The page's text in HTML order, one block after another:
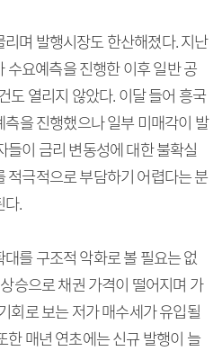
며 발행시장도 한산해졌다. 지난
수요예측을 진행한 이후 일반 공
도 열리지 않았다. 이달 들어 흥국
을 진행했으나 일부 미매각이 발
들이 금리 변동성에 대한 불확실
적극적으로 부담하기 어렵다는 분
다.
를 구조적 악화로 볼 필요는 없
승으로 채권 가격이 떨어지며 가
회로 보는 저가 매수세가 유입될
한 매년 연초에는 신규 발행이 늘